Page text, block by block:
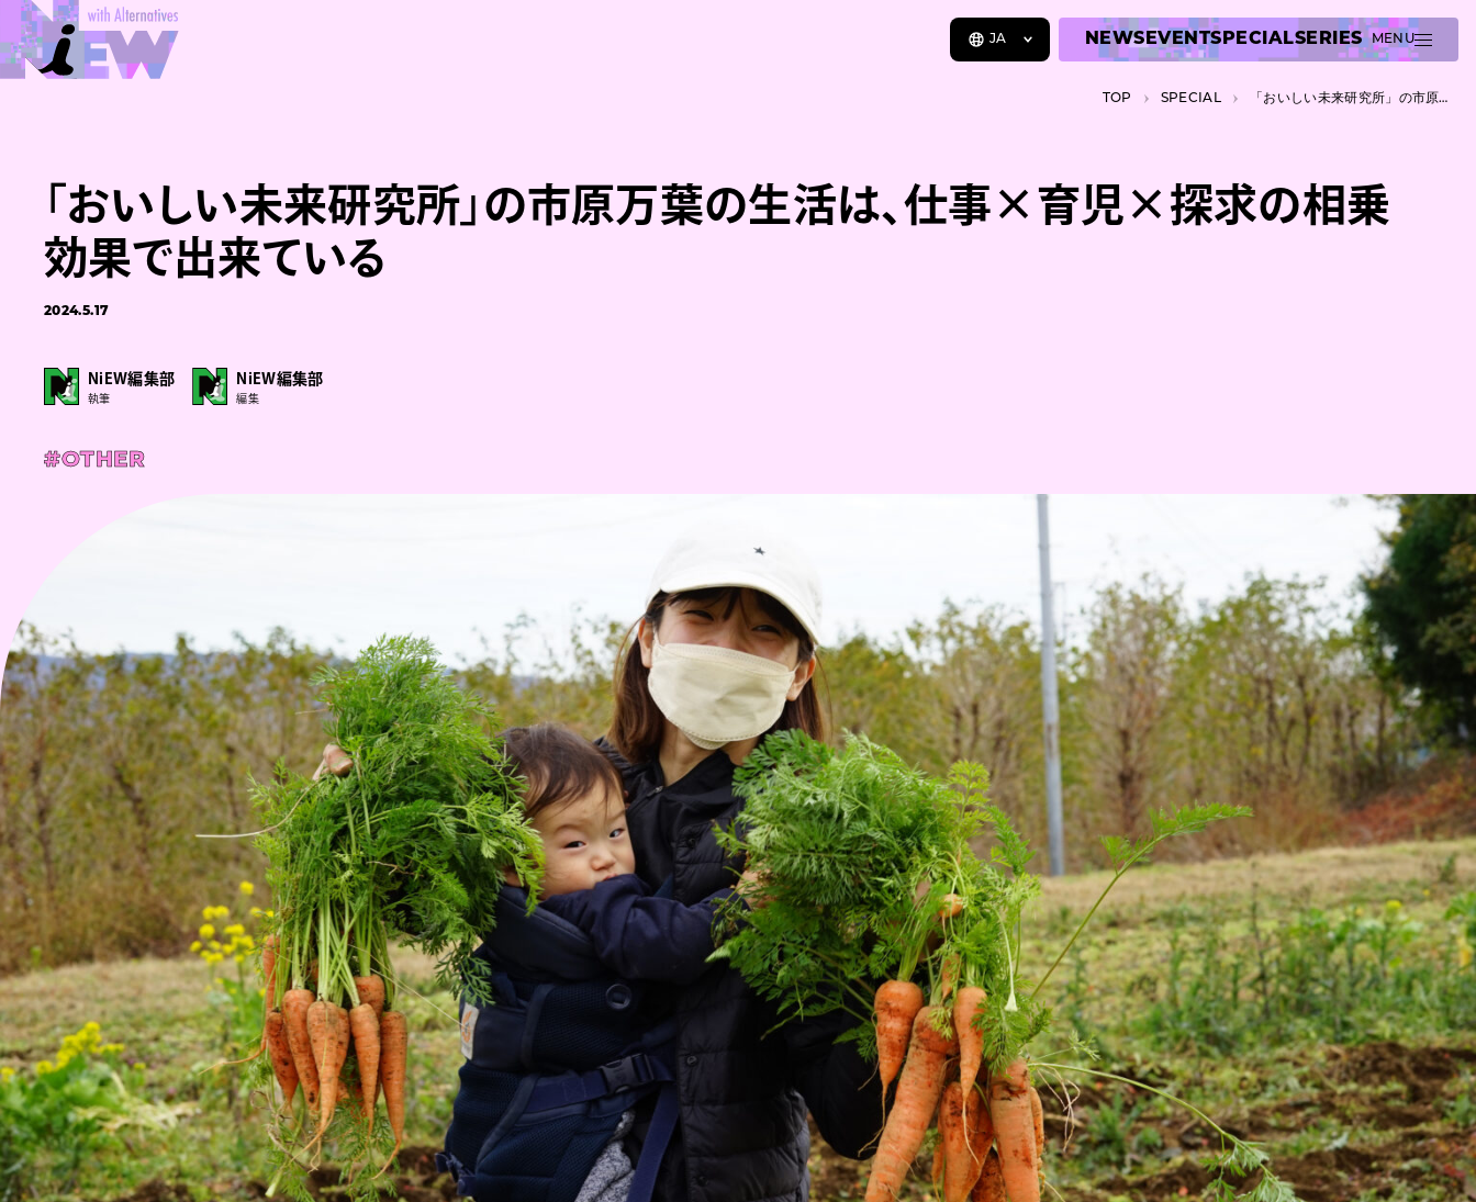
JA NEWSEVENTSPECIALSERIES MENU
TOP SPECIAL 「おいしい未来研究所」の市原万葉の生活は、仕事×育児×探求の相乗効果で出来ている
「おいしい未来研究所」の市原万葉の生活は、仕事×育児×探求の相乗
効果で出来ている
2024.5.17
NiEW編集部
執筆
NiEW編集部
編集
#OTHER